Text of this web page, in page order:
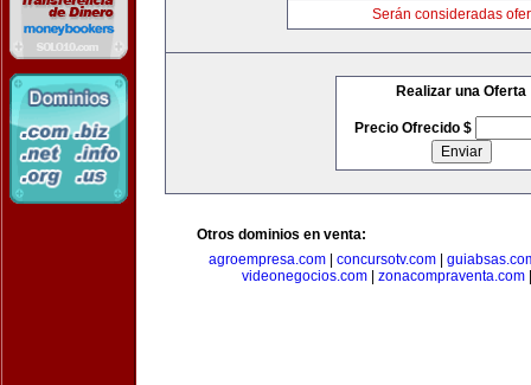
Serán consideradas
Realizar una Oferta
Precio Ofrecido $
Otros dominios en venta:
agroempresa.com
concursotv.com
videonegocios.com
zonacompraventa.com